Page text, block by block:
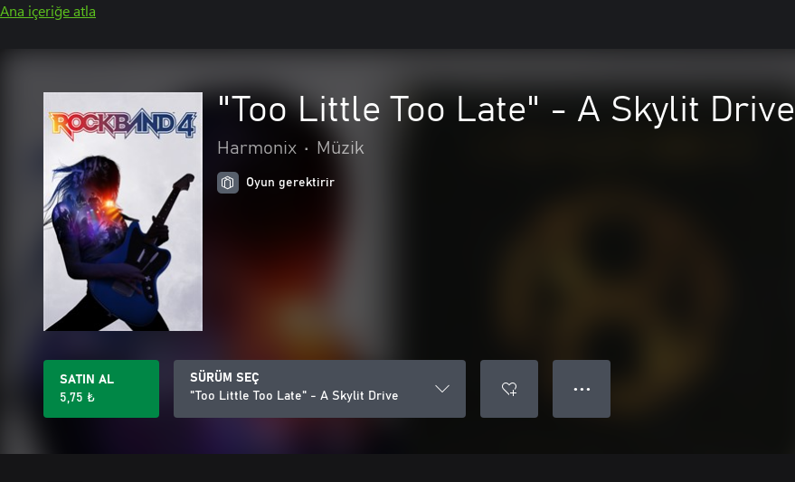
Ana içeriğe atla
"Too Little Too Late" - A Skylit Drive
Harmonix • Müzik
Oyun gerektirir
SATIN AL
5,75 ₺
SÜRÜM SEÇ
"Too Little Too Late" - A Skylit Drive
● ● ●